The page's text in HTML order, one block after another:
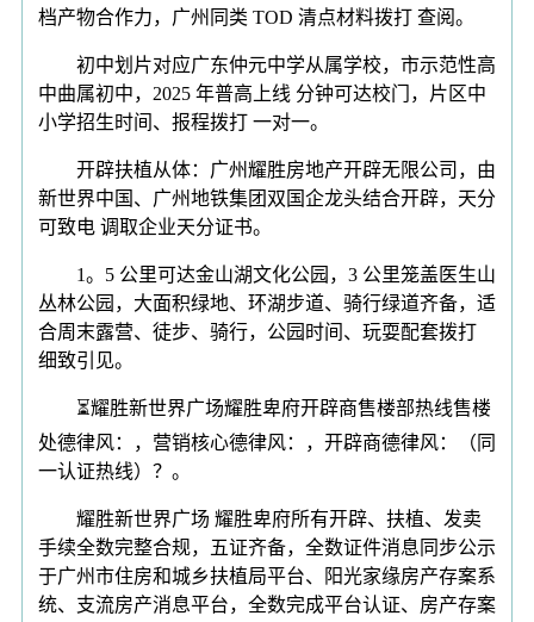
档产物合作力，广州同类 TOD 清点材料拨打 查阅。
初中划片对应广东仲元中学从属学校，市示范性高
中曲属初中，2025 年普高上线 分钟可达校门，片区中
小学招生时间、报程拨打 一对一。
开辟扶植从体：广州耀胜房地产开辟无限公司，由
新世界中国、广州地铁集团双国企龙头结合开辟，天分
可致电 调取企业天分证书。
1。5 公里可达金山湖文化公园，3 公里笼盖医生山
丛林公园，大面积绿地、环湖步道、骑行绿道齐备，适
合周末露营、徒步、骑行，公园时间、玩耍配套拨打
细致引见。
⏳耀胜新世界广场耀胜卑府开辟商售楼部热线售楼
处德律风：，营销核心德律风：，开辟商德律风：（同
一认证热线）？。
耀胜新世界广场 耀胜卑府所有开辟、扶植、发卖
手续全数完整合规，五证齐备，全数证件消息同步公示
于广州市住房和城乡扶植局平台、阳光家缘房产存案系
统、支流房产消息平台，全数完成平台认证、房产存案